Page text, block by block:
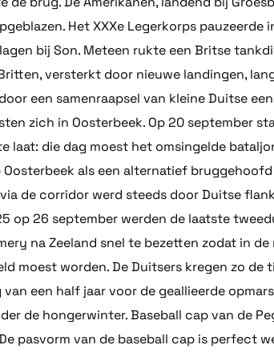
Het XXXe Legerkorps pauzeerde
bij Son. Meteen rukte een Britse
versterkt door nieuwe landingen,
een samenraapsel van kleine Duitse
zich in Oosterbeek. Op 20 september
laat: die dag moest het omsingelde
als een alternatief
de corridor werd steeds door Duitse
op 26 september werden de laatste
na Zeeland snel te bezetten zodat in
moest worden. De Duitsers kregen zo
een half jaar voor de geallieerde
de hongerwinter. Baseball cap van de
pasvorm van de baseball cap is perfect